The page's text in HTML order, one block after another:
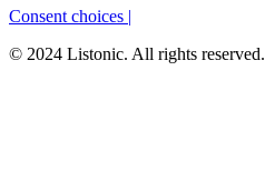
Consent choices
© 2024 Listonic. All rights reserved.